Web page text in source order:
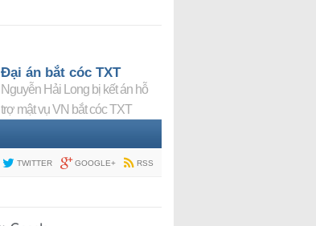
Đại án bắt cóc TXT
Nguyễn Hải Long bị kết án hỗ
trợ mật vụ VN bắt cóc TXT
TWITTER GOOGLE+ RSS